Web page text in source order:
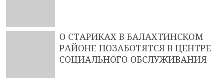
О СТАРИКАХ В БАЛАХТИНСКОМ
РАЙОНЕ ПОЗАБОТЯТСЯ В ЦЕНТРЕ
СОЦИАЛЬНОГО ОБСЛУЖИВАНИЯ